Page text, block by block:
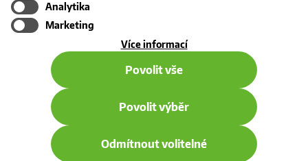
naleznete na webové stránce v sekci
Analytika
Marketing
Více informacío
Povolit vše
Povolit výběr
Odmítnout volitelné